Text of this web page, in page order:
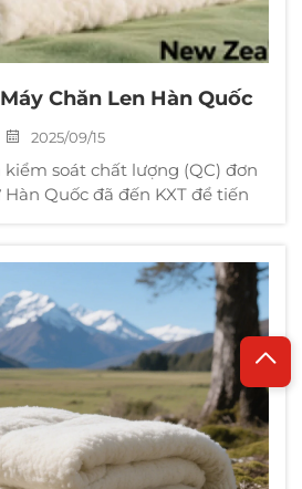
Chăn Len Hàn Quốc
2025/09/15
kiểm soát chất lượng (QC) đơn
Quốc đã đến KXT để tiến
may và giặt v.v. Đây là sự đảm
bảo cho...